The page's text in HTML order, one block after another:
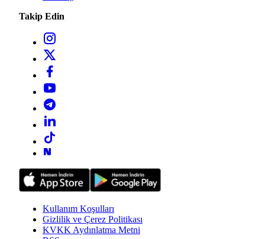
Takip Edin
Kullanım Koşulları
Gizlilik ve Çerez Politikası
KVKK Aydınlatma Metni